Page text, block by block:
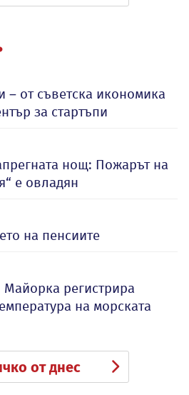
– от съветска икономика
за стартъпи
нощ: Пожарът на
е овладян
на пенсиите
Майорка регистрира
на морската
от днес